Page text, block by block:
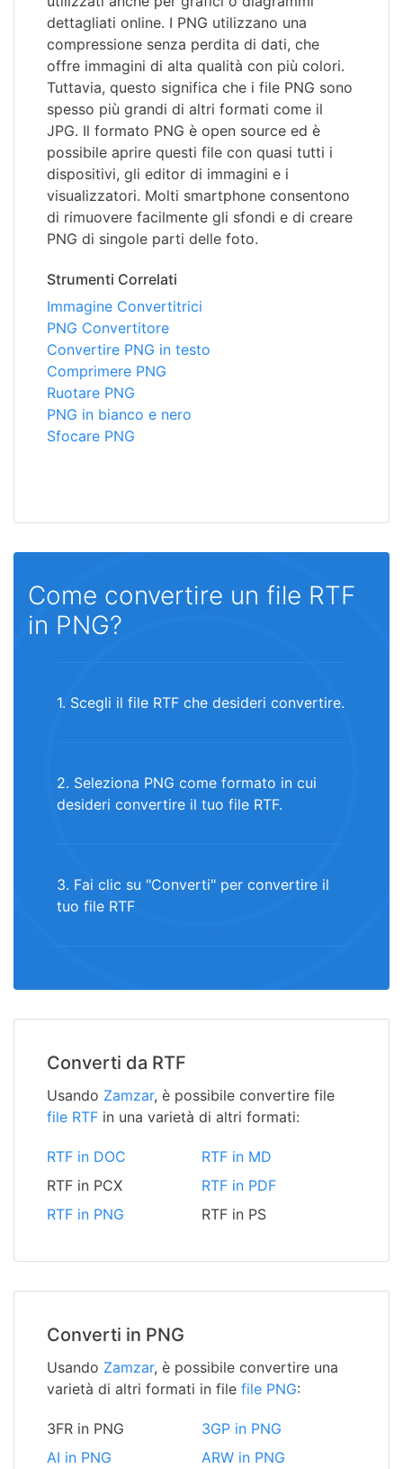
dettagliati online. I PNG utilizzano una
compressione senza perdita di dati, che
offre immagini di alta qualità con più colori.
Tuttavia, questo significa che i file PNG sono
spesso più grandi di altri formati come il
JPG. Il formato PNG è open source ed è
possibile aprire questi file con quasi tutti i
dispositivi, gli editor di immagini e i
visualizzatori. Molti smartphone consentono
di rimuovere facilmente gli sfondi e di creare
PNG di singole parti delle foto.
Strumenti Correlati
Immagine Convertitrici
PNG Convertitore
Convertire PNG in testo
Comprimere PNG
Ruotare PNG
PNG in bianco e nero
Sfocare PNG
Come convertire un file RTF
in PNG?
1. Scegli il file RTF che desideri convertire.
2. Seleziona PNG come formato in cui
desideri convertire il tuo file RTF.
3. Fai clic su "Converti" per convertire il
tuo file RTF
Converti da RTF
Usando Zamzar, è possibile convertire file
file RTF in una varietà di altri formati:
RTF in DOC
RTF in MD
RTF in PCX
RTF in PDF
RTF in PNG
RTF in PS
Converti in PNG
Usando Zamzar, è possibile convertire una
varietà di altri formati in file file PNG:
3FR in PNG
3GP in PNG
AI in PNG
ARW in PNG